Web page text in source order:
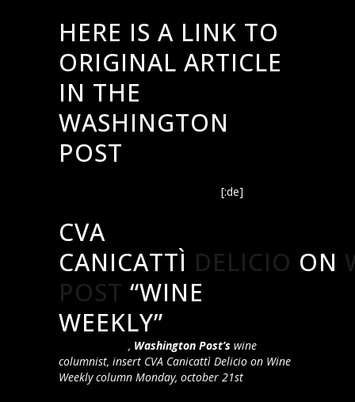
HERE IS A LINK TO
ORIGINAL ARTICLE
IN THE
WASHINGTON
POST
[:de]
CVA
CANICATTÌ DELICIO ON
POST “WINE
WEEKLY”
, Washington Post’s wine
columnist, insert CVA Canicattì Delicio on Wine
Weekly column Monday, october 21st